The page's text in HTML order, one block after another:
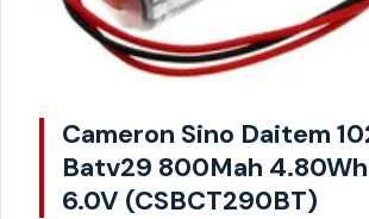
Cameron Sino Daitem
Batv29 800Mah
6.0V (CSBCT290BT)